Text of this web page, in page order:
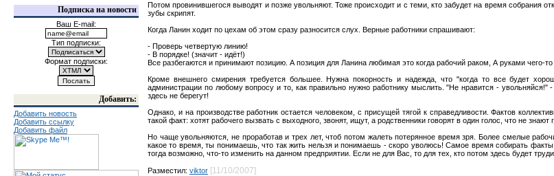
Подписка на новости
Ваш E-mail:
Тип подписки:
Формат подписки:
Добавить:
Добавить новость
Добавить ссылку
Добавить файл
Потом провинившегося выводят и позже увольняют. Тоже происходит и с теми, кто забудет на время собрания
зубы скрипят.
Когда Ланин ходит по цехам об этом сразу разносится слух. Верные работники спрашивают:
- Проверь четвертую линию!
- В порядке! (значит - идёт!)
Все разбегаются и принимают позицию. А позиция для Ланина любимая это когда рабочий раком, А руками чего-
Кроме внешнего смирения требуется большее. Нужна покорность и надежда, что "когда то все будет
администрации по любому вопросу и то, как правильно нужно работнику мыслить. "Не нравится -
здесь не берегут!
Однако, и на производстве работник остается человеком, с присущей тягой к справедливости. Фактов
такой факт: хотят рабочего вызвать с выходного, звонят, ищут, а родственники говорят в один голос, что не знают
Но чаще увольняются, не проработав и трех лет, чтоб потом жалеть потерянное время зря. Более смелые
какое то время, ты понимаешь, что так жить нельзя и понимаешь - скоро уволюсь! Самое время собирать факты
тогда возможно, что-то изменить на данном предприятии. Если не для Вас, то для тех, кто потом здесь будет
Разместил: viktor [11/10/2007]